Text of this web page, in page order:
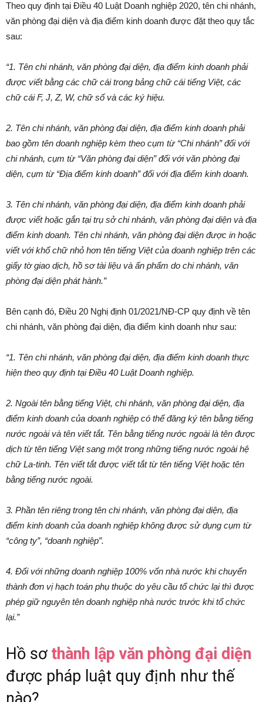
Theo quy định tại Điều 40 Luật Doanh nghiệp 2020, tên chi nhánh,
văn phòng đại diện và địa điểm kinh doanh được đặt theo quy tắc
sau:
“1. Tên chi nhánh, văn phòng đại diện, địa điểm kinh doanh phải
được viết bằng các chữ cái trong bảng chữ cái tiếng Việt, các
chữ cái F, J, Z, W, chữ số và các ký hiệu.
2. Tên chi nhánh, văn phòng đại diện, địa điểm kinh doanh phải
bao gồm tên doanh nghiệp kèm theo cụm từ “Chi nhánh” đối với
chi nhánh, cụm từ “Văn phòng đại diện” đối với văn phòng đại
diện, cụm từ “Địa điểm kinh doanh” đối với địa điểm kinh doanh.
3. Tên chi nhánh, văn phòng đại diện, địa điểm kinh doanh phải
được viết hoặc gắn tại trụ sở chi nhánh, văn phòng đại diện và địa
điểm kinh doanh. Tên chi nhánh, văn phòng đại diện được in hoặc
viết với khổ chữ nhỏ hơn tên tiếng Việt của doanh nghiệp trên các
giấy tờ giao dịch, hồ sơ tài liệu và ấn phẩm do chi nhánh, văn
phòng đại diện phát hành.”
Bên cạnh đó, Điều 20 Nghị định 01/2021/NĐ-CP quy định về tên
chi nhánh, văn phòng đại diện, địa điểm kinh doanh như sau:
“1. Tên chi nhánh, văn phòng đại diện, địa điểm kinh doanh thực
hiện theo quy định tại Điều 40 Luật Doanh nghiệp.
2. Ngoài tên bằng tiếng Việt, chi nhánh, văn phòng đại diện, địa
điểm kinh doanh của doanh nghiệp có thể đăng ký tên bằng tiếng
nước ngoài và tên viết tắt. Tên bằng tiếng nước ngoài là tên được
dịch từ tên tiếng Việt sang một trong những tiếng nước ngoài hệ
chữ La-tinh. Tên viết tắt được viết tắt từ tên tiếng Việt hoặc tên
bằng tiếng nước ngoài.
3. Phần tên riêng trong tên chi nhánh, văn phòng đại diện, địa
điểm kinh doanh của doanh nghiệp không được sử dụng cụm từ
“công ty”, “doanh nghiệp”.
4. Đối với những doanh nghiệp 100% vốn nhà nước khi chuyển
thành đơn vị hạch toán phụ thuộc do yêu cầu tổ chức lại thì được
phép giữ nguyên tên doanh nghiệp nhà nước trước khi tổ chức
lại.”
Hồ sơ thành lập văn phòng đại diện
được pháp luật quy định như thế